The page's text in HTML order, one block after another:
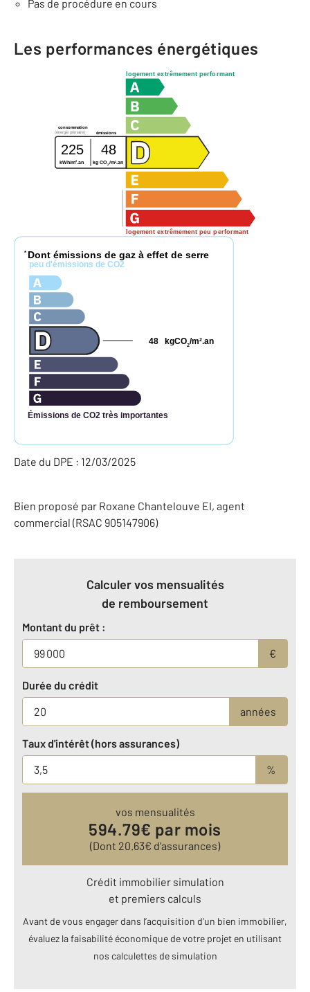
Pas de procédure en cours
Les performances énergétiques
logement extrêmement performant
logement extrêmement peu performant
consommation
émissions
(énergie primaire)
225 48
kWh/m2.an kg CO2 /m2 .an
* Dont émissions de gaz à effet de serre
peu d'émissions de CO2
Émissions de CO2 très importantes
kgCO2/m2.an
48
Date du DPE : 12/03/2025
Bien proposé par Roxane Chantelouve EI, agent
commercial (RSAC 905147906)
Calculer vos mensualités
de remboursement
Montant du prêt :
€
Durée du crédit
années
Taux d'intérêt (hors assurances)
%
vos mensualités
594.79€ par mois
(Dont 20.63€ d’assurances)
Crédit immobilier simulation
et premiers calculs
Avant de vous engager dans l’acquisition d’un bien immobilier,
évaluez la faisabilité économique de votre projet en utilisant
nos calculettes de simulation